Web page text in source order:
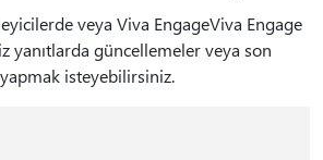
veya Viva EngageViva Engage
yanıtlarda güncellemeler veya son
isteyebilirsiniz.